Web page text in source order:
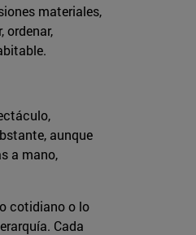
materiales,
ordenar,
aunque
a mano,
cotidiano o lo
Cada